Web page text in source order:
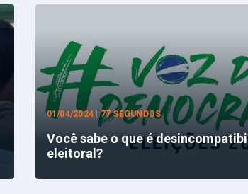
01/04/2024 | 77 SEGUNDOS
Você sabe o que é
eleitoral?